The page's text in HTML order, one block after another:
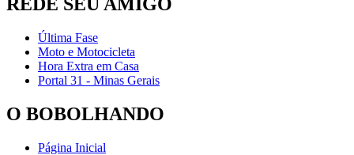
Última Fase
Moto e Motocicleta
Hora Extra em Casa
Portal 31 - Minas Gerais
O BOBOLHANDO
Página Inicial